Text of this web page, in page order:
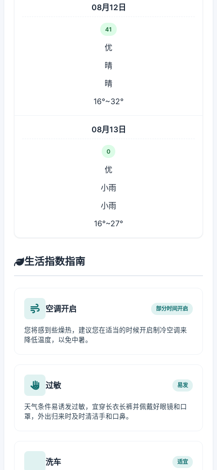
08月12日
41
优
晴
晴
16°~32°
08月13日
0
优
小雨
小雨
16°~27°
生活指数指南
空调开启 部分时间开启
您将感到些燥热，建议您在适当的时候开启制冷空调来
降低温度，以免中暑。
过敏 易发
天气条件易诱发过敏，宜穿长衣长裤并佩戴好眼镜和口
罩，外出归来时及时清洁手和口鼻。
洗车 适宜